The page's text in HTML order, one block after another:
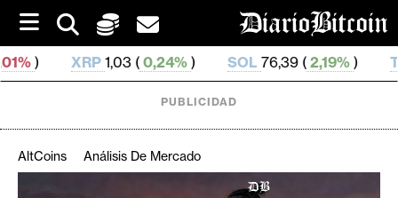
i
p
t
o
1,03 ( 0,24%) SOL76,39 ( 2,19%) TRX0,329
PUBLICIDAD
AltCoins Análisis De Mercado